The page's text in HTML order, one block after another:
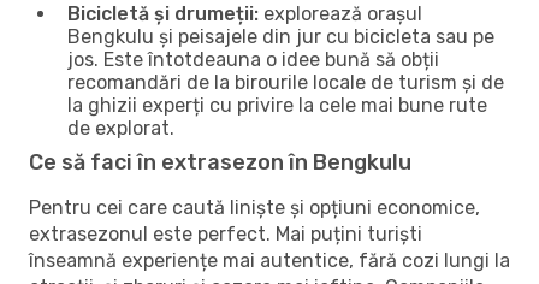
Bicicletă și drumeții: explorează orașul
Bengkulu și peisajele din jur cu bicicleta sau pe
jos. Este întotdeauna o idee bună să obții
recomandări de la birourile locale de turism și de
la ghizii experți cu privire la cele mai bune rute
de explorat.
Ce să faci în extrasezon în Bengkulu
Pentru cei care caută liniște și opțiuni economice,
extrasezonul este perfect. Mai puțini turiști
înseamnă experiențe mai autentice, fără cozi lungi la